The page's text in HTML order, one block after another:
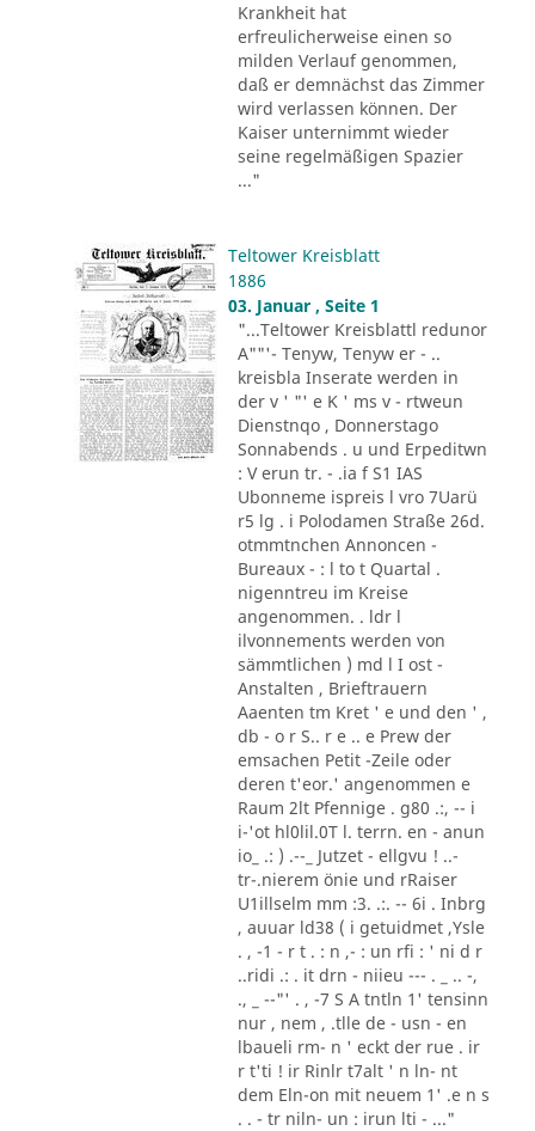
Krankheit hat
erfreulicherweise einen so
milden Verlauf genommen,
daß er demnächst das Zimmer
wird verlassen können. Der
Kaiser unternimmt wieder
seine regelmäßigen Spazier
..."
Teltower Kreisblatt
1886
03. Januar , Seite 1
"...Teltower Kreisblattl redunor
A""'- Tenyw, Tenyw er - ..
kreisbla Inserate werden in
der v ' "' e K ' ms v - rtweun
Dienstnqo , Donnerstago
Sonnabends . u und Erpeditwn
: V erun tr. - .ia f S1 IAS
Ubonneme ispreis l vro 7Uarü
r5 lg . i Polodamen Straße 26d.
otmmtnchen Annoncen -
Bureaux - : l to t Quartal .
nigenntreu im Kreise
angenommen. . ldr l
ilvonnements werden von
sämmtlichen ) md l I ost -
Anstalten , Brieftrauern
Aaenten tm Kret ' e und den ' ,
db - o r S.. r e .. e Prew der
emsachen Petit -Zeile oder
deren t'eor.' angenommen e
Raum 2lt Pfennige . g80 .:, -- i
i-'ot hl0lil.0T l. terrn. en - anun
io_ .: ) .--_ Jutzet - ellgvu ! ..-
tr-.nierem önie und rRaiser
U1illselm mm :3. .:. -- 6i . Inbrg
, auuar ld38 ( i getuidmet ,Ysle
. , -1 - r t . : n ,- : un rfi : ' ni d r
..ridi .: . it drn - niieu --- . _ .. -,
., _ --"' . , -7 S A tntln 1' tensinn
nur , nem , .tlle de - usn - en
lbaueli rm- n ' eckt der rue . ir
r t'ti ! ir Rinlr t7alt ' n ln- nt
dem Eln-on mit neuem 1' .e n s
. . - tr niln- un : irun lti - ..."